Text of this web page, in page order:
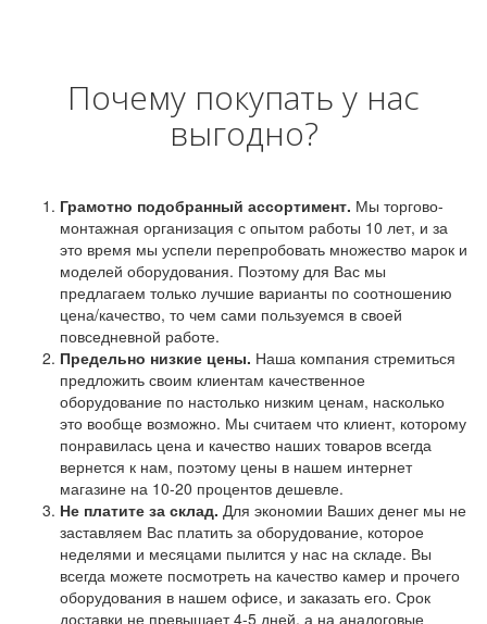
Почему покупать у нас
выгодно?
Грамотно подобранный ассортимент. Мы торгово-
монтажная организация с опытом работы 10 лет, и за
это время мы успели перепробовать множество марок и
моделей оборудования. Поэтому для Вас мы
предлагаем только лучшие варианты по соотношению
цена/качество, то чем сами пользуемся в своей
повседневной работе.
Предельно низкие цены. Наша компания стремиться
предложить своим клиентам качественное
оборудование по настолько низким ценам, насколько
это вообще возможно. Мы считаем что клиент, которому
понравилась цена и качество наших товаров всегда
вернется к нам, поэтому цены в нашем интернет
магазине на 10-20 процентов дешевле.
Не платите за склад. Для экономии Ваших денег мы не
заставляем Вас платить за оборудование, которое
неделями и месяцами пылится у нас на складе. Вы
всегда можете посмотреть на качество камер и прочего
оборудования в нашем офисе, и заказать его. Срок
доставки не превышает 4-5 дней, а на аналоговые